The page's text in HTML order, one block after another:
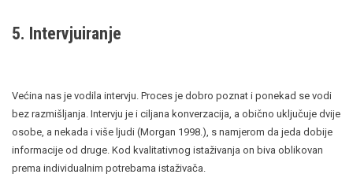
5. Intervjuiranje
Većina nas je vodila intervju. Proces je dobro poznat i ponekad se vodi
bez razmišljanja. Intervju je i ciljana konverzacija, a obično uključuje dvije
osobe, a nekada i više ljudi (Morgan 1998.), s namjerom da jeda dobije
informacije od druge. Kod kvalitativnog istaživanja on biva oblikovan
prema individualnim potrebama istaživača.